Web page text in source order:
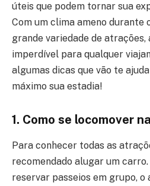
úteis que podem tornar sua
Com um clima ameno durante
grande variedade de atrações,
imperdível para qualquer
algumas dicas que vão te
máximo sua estadia!
1. Como se locomover
Para conhecer todas as
recomendado alugar um
reservar passeios em grupo,